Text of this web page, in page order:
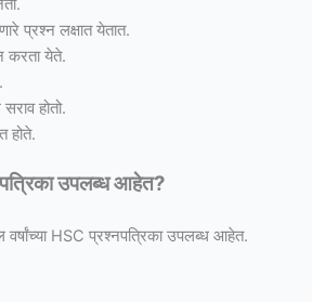
प्रश्न लक्षात येतात.
करता येते.
सराव होतो.
होते.
उपलब्ध आहेत?
HSC प्रश्नपत्रिका उपलब्ध आहेत.